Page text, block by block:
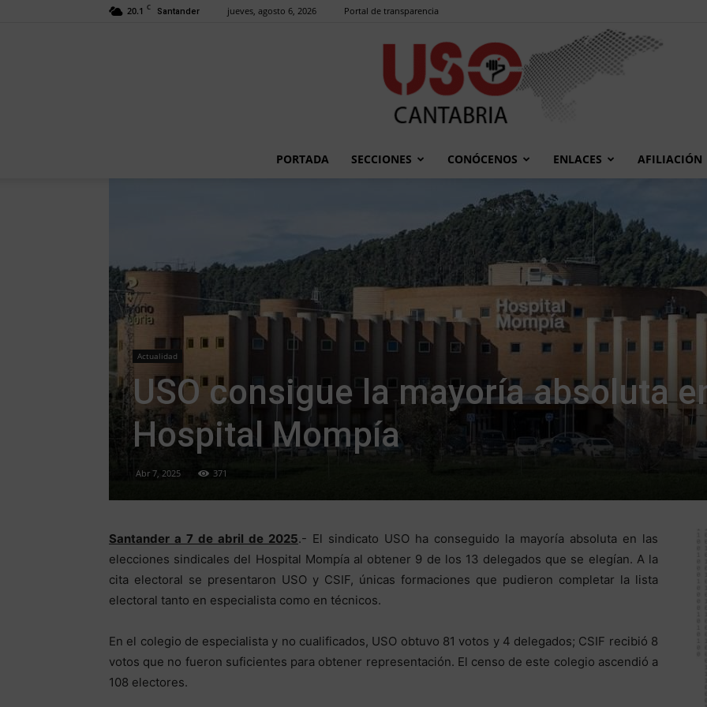
20.1 C Santander jueves, agosto 6, 2026 Portal de transparencia
USO
PORTADA SECCIONES CONÓCENOS ENLACES AFILIACIÓN
Actualidad
USO consigue la mayoría absoluta
Hospital Mompía
Abr 7, 2025 371
Santander a 7 de abril de 2025.- El sindicato USO ha conseguido la mayoría absoluta en las
elecciones sindicales del Hospital Mompía al obtener 9 de los 13 delegados que se elegían. A la
cita electoral se presentaron USO y CSIF, únicas formaciones que pudieron completar la lista
electoral tanto en especialista como en técnicos.
En el colegio de especialista y no cualificados, USO obtuvo 81 votos y 4 delegados; CSIF recibió 8
votos que no fueron suficientes para obtener representación. El censo de este colegio ascendió a
108 electores.